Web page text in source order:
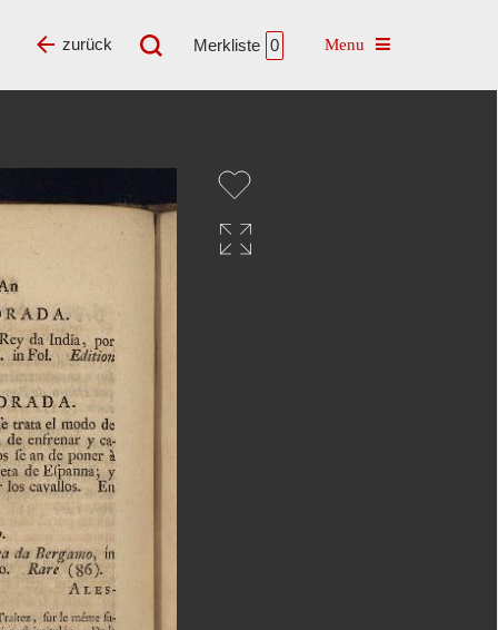
Merkliste 0 Toggle navigation
zurück